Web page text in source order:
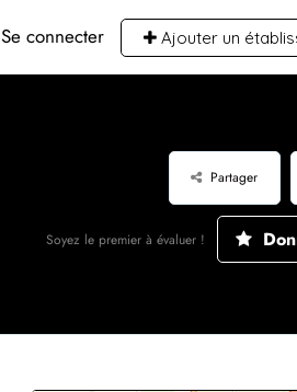
Se connecter Ajouter un
Partager
Soyez le premier à évaluer !